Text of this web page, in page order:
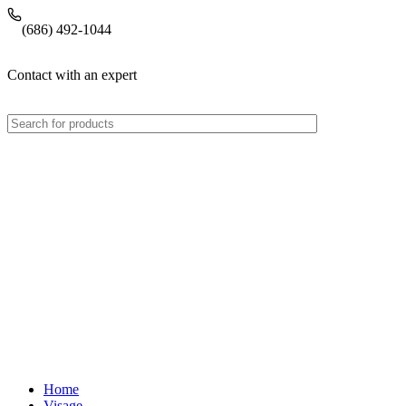
(686) 492-1044
Contact with an expert
Home